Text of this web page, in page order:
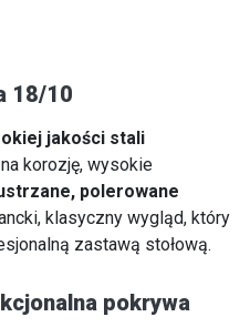
18/10
jakości stali
korozję, wysokie
polerowane
klasyczny wygląd, który
zastawą stołową.
pokrywa